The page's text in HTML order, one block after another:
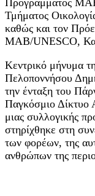
Τμήματος
καθώς και τον
MAB/UNESCO,
Κεντρικό μήνυμα
Πελοποννήσου
την ένταξη του
Παγκόσμιο Δίκτυο
μιας συλλογικής
στηρίχθηκε στη
των φορέων, της
ανθρώπων της